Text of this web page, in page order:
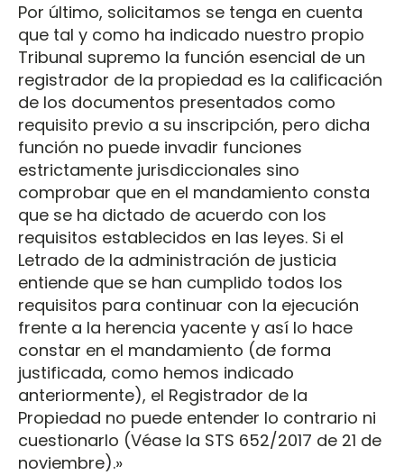
Por último, solicitamos se tenga en cuenta
que tal y como ha indicado nuestro propio
Tribunal supremo la función esencial de un
registrador de la propiedad es la calificación
de los documentos presentados como
requisito previo a su inscripción, pero dicha
función no puede invadir funciones
estrictamente jurisdiccionales sino
comprobar que en el mandamiento consta
que se ha dictado de acuerdo con los
requisitos establecidos en las leyes. Si el
Letrado de la administración de justicia
entiende que se han cumplido todos los
requisitos para continuar con la ejecución
frente a la herencia yacente y así lo hace
constar en el mandamiento (de forma
justificada, como hemos indicado
anteriormente), el Registrador de la
Propiedad no puede entender lo contrario ni
cuestionarlo (Véase la STS 652/2017 de 21 de
noviembre).»